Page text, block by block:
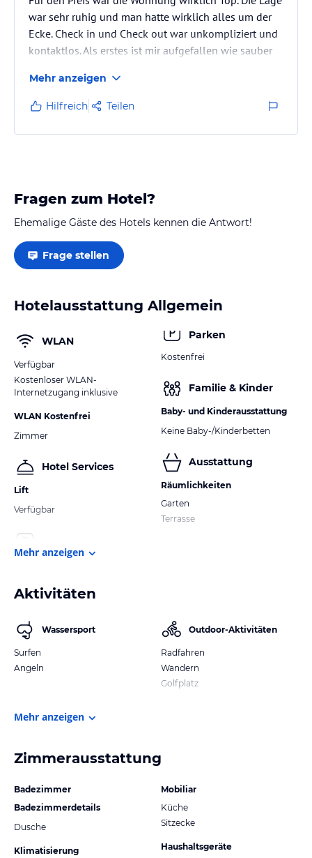
war sehr ruhig und man hatte wirklich alles um der
Ecke. Check in und Check out war unkompliziert und
kontaktlos. Als erstes ist mir aufgefallen wie sauber
Das Bad sah aus wie grad neu gebaut. Die Betten
waren sehr bequem und die Möbel modern und
schick ausgenommen von den kaputten Stühlen auf
den Balkon und paar Kleinigkeiten in der Küche und
Mehr anzeigen
Hilfreich Teilen
Fragen zum Hotel?
Ehemalige Gäste des Hotels kennen die Antwort!
Frage stellen
Hotelausstattung Allgemein
WLAN
Verfügbar
Kostenloser WLAN-
Internetzugang inklusive
WLAN Kostenfrei
Zimmer
Hotel Services
Lift
Verfügbar
Parken
Kostenfrei
Familie & Kinder
Baby- und Kinderausstattung
Keine Baby-/Kinderbetten
Ausstattung
Räumlichkeiten
Garten
Terrasse
Mehr anzeigen
Aktivitäten
Wassersport
Surfen
Angeln
Outdoor-Aktivitäten
Radfahren
Wandern
Golfplatz
Mehr anzeigen
Zimmerausstattung
Badezimmer
Badezimmerdetails
Dusche
Klimatisierung
Mobiliar
Küche
Sitzecke
Haushaltsgeräte